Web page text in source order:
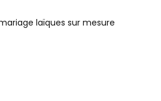
laïques sur mesure